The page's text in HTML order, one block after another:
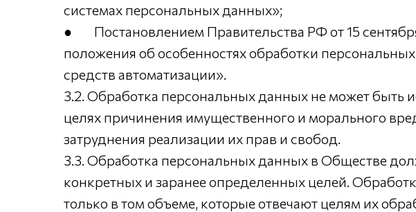
системах персональных данных»;
● Постановлением Правительства РФ от 15
положения об особенностях обработки
средств автоматизации».
3.2. Обработка персональных данных не может быть
целях причинения имущественного и морального
затруднения реализации их прав и свобод.
3.3. Обработка персональных данных в Обществе
конкретных и заранее определенных целей.
только в том объеме, которые отвечают целям их